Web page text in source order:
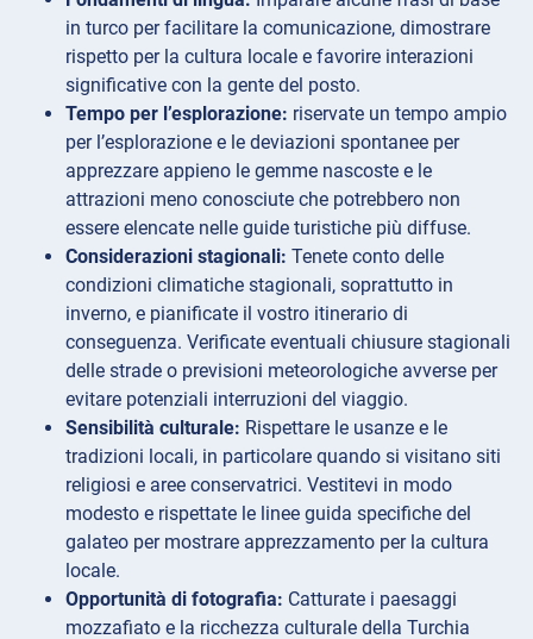
in turco per facilitare la comunicazione, dimostrare
rispetto per la cultura locale e favorire interazioni
significative con la gente del posto.
Tempo per l’esplorazione: riservate un tempo ampio
per l’esplorazione e le deviazioni spontanee per
apprezzare appieno le gemme nascoste e le
attrazioni meno conosciute che potrebbero non
essere elencate nelle guide turistiche più diffuse.
Considerazioni stagionali: Tenete conto delle
condizioni climatiche stagionali, soprattutto in
inverno, e pianificate il vostro itinerario di
conseguenza. Verificate eventuali chiusure stagionali
delle strade o previsioni meteorologiche avverse per
evitare potenziali interruzioni del viaggio.
Sensibilità culturale: Rispettare le usanze e le
tradizioni locali, in particolare quando si visitano siti
religiosi e aree conservatrici. Vestitevi in modo
modesto e rispettate le linee guida specifiche del
galateo per mostrare apprezzamento per la cultura
locale.
Opportunità di fotografia: Catturate i paesaggi
mozzafiato e la ricchezza culturale della Turchia